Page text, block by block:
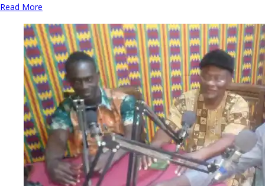
Read More